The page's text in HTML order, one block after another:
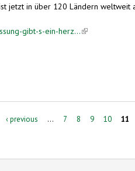
jetzt in über 120 Ländern weltweit
gibt-s-ein-herz...(link is external)
‹ previous … 7 8 9 10 11